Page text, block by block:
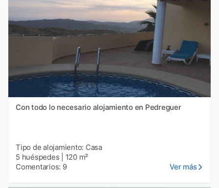
Con todo lo necesario alojamiento en Pedreguer
Tipo de alojamiento: Casa
5 huéspedes
120 m²
Comentarios: 9
Ver más